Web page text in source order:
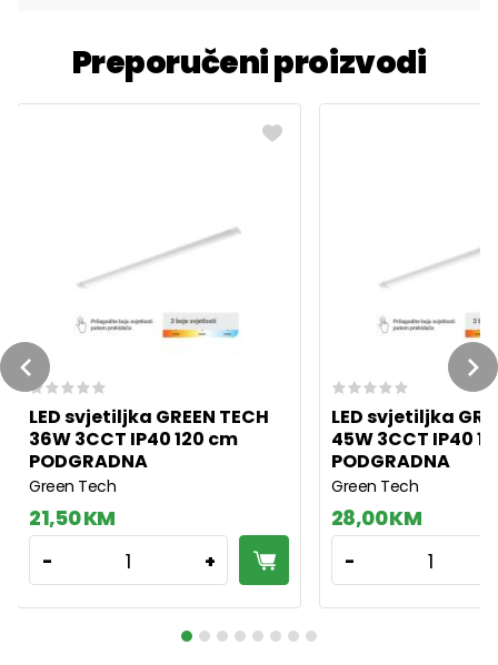
Preporučeni proizvodi
LED svjetiljka GREEN TECH
36W 3CCT IP40 120 cm
PODGRADNA
Green Tech
21,50 KM
- 1 +
LED svjetiljka
45W 3CCT IP40
PODGRADNA
Green Tech
28,00 KM
- 1
Previous